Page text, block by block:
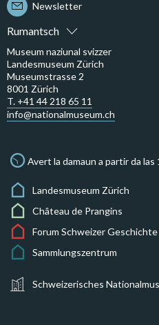
Rumantsch
Newsletter
Museum naziunal svizzer
Landesmuseum Zürich
Museumstrasse 2
8001 Zürich
T. +41 44 218 65 11
info@nationalmuseum.ch
Avert la damaun a partir da las
Landesmuseum Zürich
Château de Prangins
Forum Schweizer
Sammlungszentrum
Schweizerisches